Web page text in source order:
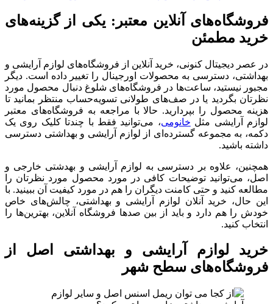
فروشگاه‌های آنلاین معتبر: یکی از گزینه‌های
خرید مطمئن
در عصر دیجیتال کنونی، خرید آنلاین از فروشگاه‌های لوازم آرایشی و
بهداشتی، دسترسی به محصولات اورجینال را تغییر داده است. دیگر
مجبور نیستید، ساعت‌ها در فروشگاه‌های شلوغ دنبال محصول مورد
نظرتان بگردید یا در صف‌های طولانی تسویه‌حساب منتظر بمانید تا
هزینه محصول را بپردارید. حالا با مراجعه به فروشگاه‌های معتبر
لوازم آرایشی مثل خانومی، می‌توانید فقط با چندتا کلیک روی یک
دکمه، به مجموعه گسترده‌ای از لوازم آرایشی و بهداشتی دسترسی
داشته باشید.
همچنین، علاوه بر دسترسی به لوازم آرایشی و بهدشتی خارجی و
اصل، می‌توانید توضیحات کافی در مورد محصول مورد نظرتان را
مطالعه کنید و حتی کامنت دیگران را هم در مورد کیفیت آن ببینید. با
این حال، خرید آنلان لوازم آرایشی و بهداشتی، چالش‌های خاص
خودش را هم دارد و باید از بین صدها فروشگاه آنلاین، بهترین‌ها را
انتخاب کنید.
خرید لوازم آرایشی و بهداشتی اصل از
فروشگاه‌های سطح شهر